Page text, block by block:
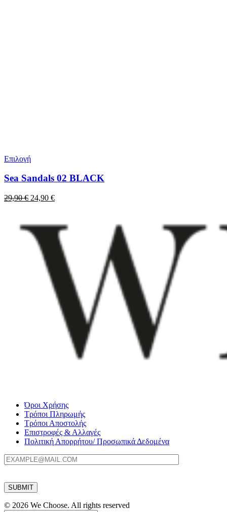
Επιλογή
Sea Sandals 02 BLACK
29,90€ Original
29,90 €.
24,90 €Η
είναι:
24,90 €.
Όροι Χρήσης
Τρόποι Πληρωμής
Τρόποι Αποστολής
Επιστροφές & Αλλαγές
Πολιτική Απορρήτου/ Προσωπικά Δεδομένα
© 2026 We Choose. All rights reserved